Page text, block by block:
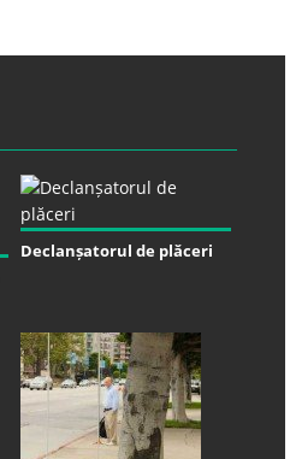
Declanșatorul de plăceri